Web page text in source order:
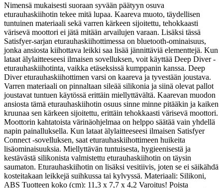
Nimensä mukaisesti suoraan syvään päätyyn osuva
eturauhaskiihotin tekee mitä lupaa. Kaareva muoto, täydellisen
tuntuinen materiaali sekä varren kärkeen sijoitettu, tehokkaasti
värisevä moottori ei jätä mitään arvailujen varaan. Lisäksi tässä
Satisfyer-sarjan eturauhaskiihottimessa on bluetooth-ominaisuus,
jonka ansiosta kiihottava leikki saa lisää jännittäviä elementtejä. Kun
lataat älylaitteeseesi ilmaisen sovelluksen, voit käyttää Deep Diver -
eturauhaskiihotinta, vaikka etäseksissä kumppanin kanssa. Deep
Diver eturauhaskiihottimen varsi on kaareva ja tyvestään joustava.
Varren materiaali on pinnaltaan sileää silikonia ja siinä olevat pallot
joustavat tuntuen käytössä erittäin miellyttävältä. Kaarevan muodon
ansiosta tämä eturauhaskiihotin osuus sinne minne pitääkin ja kaiken
kruunaa sen kärkeen sijoitettu, erittäin tehokkaasti värisevä moottori.
Moottorin kahtatoista värinäohjelmaa on helppo säätää vain yhdellä
napin painalluksella. Kun lataat älylaitteeseesi ilmaisen Satisfyer
Connect -sovelluksen, saat eturauhaskiihottimeen huikeita
lisäominaisuuksia. Miellyttävän tuntuisesta, hygieenisestä ja
kestävästä silikonista valmistettu eturauhaskiihotin on täysin
saumaton. Eturauhaskiihotin on lisäksi vesitiivis, joten se ei säikähdä
kosteitakaan leikkejä suihkussa tai kylvyssä. Materiaali: Silikoni,
ABS Tuotteen koko (cm): 11,3 x 7,7 x 4,2 Varoitus! Poista